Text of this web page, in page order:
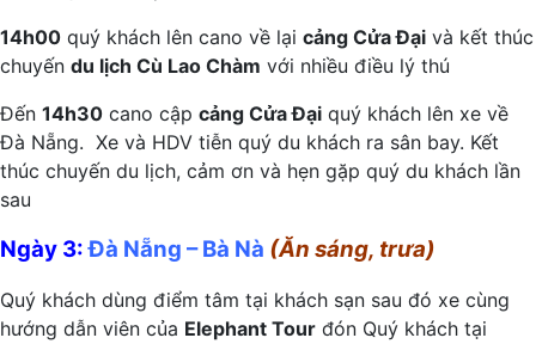
14h00 quý khách lên cano về lại cảng Cửa Đại và kết thúc
chuyến du lịch Cù Lao Chàm với nhiều điều lý thú
Đến 14h30 cano cập cảng Cửa Đại quý khách lên xe về
Đà Nẵng. Xe và HDV tiễn quý du khách ra sân bay. Kết
thúc chuyến du lịch, cảm ơn và hẹn gặp quý du khách lần
sau
Ngày 3:Đà Nẵng – Bà Nà (Ăn sáng, trưa)
Quý khách dùng điểm tâm tại khách sạn sau đó xe cùng
hướng dẫn viên của Elephant Tour đón Quý khách tại